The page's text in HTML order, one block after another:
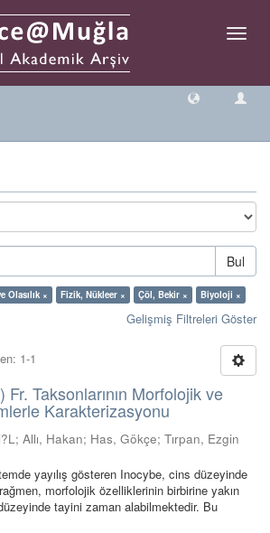
Geçiş
Bul
Olasılık × Fizik, Nükleer × Çöl, Bekir × Biyoloji ×
Gelişmiş Filtreleri Göster
1-1
Fr. Taksonlarının Morfolojik ve
Karakterizasyonu
; Allı, Hakan; Has, Gökçe; Tırpan, Ezgin
yayılış gösteren Inocybe, cins düzeyinde
morfolojik özelliklerinin birbirine yakın
tayini zaman alabilmektedir. Bu